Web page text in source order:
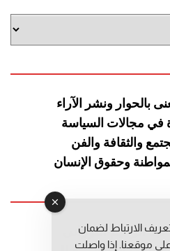
بالحوار ونشر
الآراء
في مجالات السياسة
والثقافة والفن
وحقوق الإنسان
الرحيم التوراني
الارتباط لضمان
موقعنا. إذا واصلت